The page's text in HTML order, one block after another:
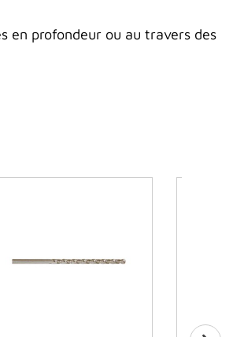
en profondeur ou au travers des